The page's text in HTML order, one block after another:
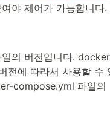
야 제어가 가능합니다.
의 버전입니다.
전에 따라서 사용할
compose.yml 파일의